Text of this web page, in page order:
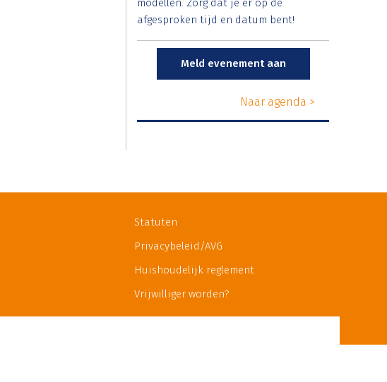
modellen. Zorg dat je er op de
afgesproken tijd en datum bent!
Meld evenement aan
Naar agenda >
Statuten
Privacybeleid/AVG
Huishoudelijk reglement
Vrijwilliger worden?